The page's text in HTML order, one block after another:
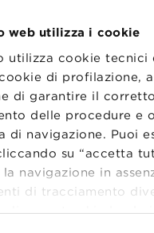
web utilizza i cookie
utilizza cookie tecnici
di profilazione,
di garantire il corretto
delle procedure e
di navigazione. Puoi
su “accetta
navigazione in
di tracciamento
chiudendo
e Bologna Welcome
attraverso il
dell’arte
Scopri come
e influencer
la scena artistica di
storie reali,
gli schermi.